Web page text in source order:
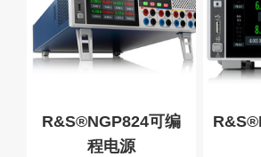
R&S®NGP824可编
程电源